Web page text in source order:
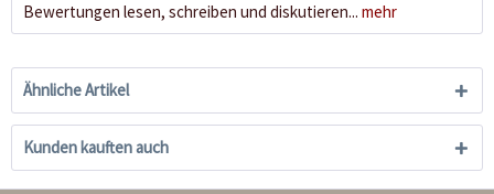
Bewertungen lesen, schreiben und diskutieren... mehr
Ähnliche Artikel
Kunden kauften auch